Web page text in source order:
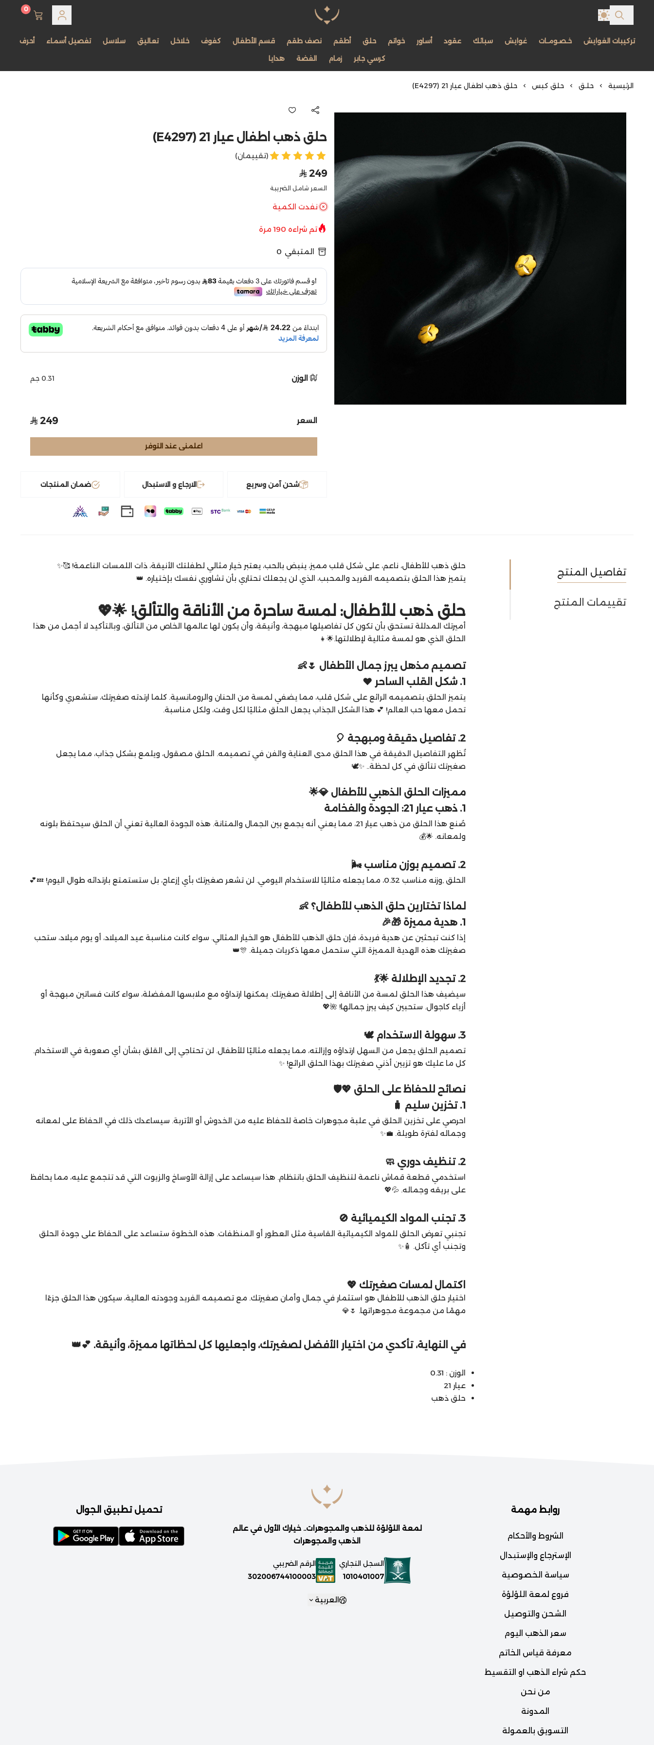
مجوهرات لمعة اللؤلؤة
0
تركيبات الغوايش خـصـومـات غوايش سبائك عقود أساور خواتم حلق أطقم نصف طقم قسم الأطفال كفوف خلاخل تعاليق سلاسل تفصيل أسماء
أحرف
كرسي جابر
زمام الفضة هدايا
الرئيسية حلـق حلق كبس حلق ذهب اطفال عيار 21 (E4297)
حلق ذهب اطفال عيار 21 (E4297)
(تقييمان)
249
السعر شامل الضريبة
نفدت الكمية
تم شراءه 190مرة
المتبقي 0
الوزن 0.31 جم
السعر 249
اعلمني عند التوفر
شحن آمن وسريع الارجاع و الاستبدال ضمان المنتجات
تفاصيل المنتج
تقييمات المنتج
حلق ذهب للأطفال، ناعم، على شكل قلب مميز، ينبض بالحب، يعتبر خيار مثالي لطفلتك الأنيقة، ذات اللمسات الناعمة! 🥰✨
يتميز هذا الحلق بتصميمه الفريد والمحبب، الذي لن يجعلك تحتاري بأن تشاوري نفسك بإختياره. 👑
حلق ذهب للأطفال: لمسة ساحرة من الأناقة والتألق! 🌟💖
أميرتك المدللة تستحق بأن تكون كل تفاصيلها مبهجة، وأنيقة، وأن يكون لها عالمها الخاص من التألق، وبالتأكيد لا أجمل من هذا
الحلق الذي هو لمسة مثالية لإطلالتها.🌟👧
تصميم مذهل يبرز جمال الأطفال 🌷👶
1. شكل القلب الساحر ❤️
يتميز الحلق بتصميمه الرائع على شكل قلب، مما يضفي لمسة من الحنان والرومانسية. كلما ارتدته صغيرتك، ستشعري وكأنها
تحمل معها حب العالم! 💕 هذا الشكل الجذاب يجعل الحلق مثاليًا لكل وقت، ولكل مناسبة.
2. تفاصيل دقيقة ومبهجة 🎈
تُظهر التفاصيل الدقيقة في هذا الحلق مدى العناية والفن في تصميمه. الحلق مصقول، ويلمع بشكل جذاب، مما يجعل
صغيرتك تتألق في كل لحظة.. ✨🕊️
مميزات الحلق الذهبي للأطفال 💎🌟
1. ذهب عيار 21: الجودة والفخامة
صُنع هذا الحلق من ذهب عيار 21، مما يعني أنه يجمع بين الجمال والمتانة. هذه الجودة العالية تعني أن الحلق سيحتفظ بلونه
ولمعانه. 🌟💰
2. تصميم بوزن مناسب 🌬️
الحلق ,وزنه مناسب 0.32، مما يجعله مثاليًا للاستخدام اليومي. لن تشعر صغيرتك بأي إزعاج، بل ستستمتع بارتدائه طوال اليوم! 💤💕
لماذا تختارين حلق الذهب للأطفال؟ 👶
1. هدية مميزة 🎁🎉
إذا كنت تبحثين عن هدية فريدة، فإن حلق الذهب للأطفال هو الخيار المثالي. سواء كانت مناسبة عيد الميلاد، أو يوم ميلاد، ستحب
صغيرتك هذه الهدية المميزة التي ستحمل معها ذكريات جميلة. 🎊👑
2. تجديد الإطلالة 🌟💃
سيضيف هذا الحلق لمسة من الأناقة إلى إطلالة صغيرتك. يمكنها ارتداؤه مع ملابسها المفضلة، سواء كانت فساتين مبهجة أو
أزياء كاجوال. ستحبين كيف يبرز جمالها! 🌺💖
3. سهولة الاستخدام 🕊️
تصميم الحلق يجعل من السهل ارتداؤه وإزالته، مما يجعله مثاليًا للأطفال. لن تحتاجي إلى القلق بشأن أي صعوبة في الاستخدام.
كل ما عليك هو تزيين أذني صغيرتك بهذا الحلق الرائع! ✨
نصائح للحفاظ على الحلق 💖🛡️
1. تخزين سليم 🧳
احرصي على تخزين الحلق في علبة مجوهرات خاصة للحفاظ عليه من الخدوش أو الأتربة. سيساعدك ذلك في الحفاظ على لمعانه
وجماله لفترة طويلة. 💼✨
2. تنظيف دوري 🧼
استخدمي قطعة قماش ناعمة لتنظيف الحلق بانتظام. هذا سيساعد على إزالة الأوساخ والزيوت التي قد تتجمع عليه، مما يحافظ
على بريقه وجماله. 💦💖
3. تجنب المواد الكيميائية 🚫
تجنبي تعرض الحلق للمواد الكيميائية القاسية مثل العطور أو المنظفات. هذه الخطوة ستساعد على الحفاظ على جودة الحلق
وتجنب أي تآكل. 🧴✨
اكتمال لمسات صغيرتك 💖
اختيار حلق الذهب للأطفال هو استثمار في جمال وأمان صغيرتك. مع تصميمه الفريد وجودته العالية، سيكون هذا الحلق جزءًا
مهمًا من مجموعة مجوهراتها. 🌷💎
في النهاية، تأكدي من اختيار الأفضل لصغيرتك، واجعليها كل لحظاتها مميزة، وأنيقة. 💕👑
الوزن : 0.31
عيار 21
حلق ذهب
روابط مهمة
الشروط والأحكام
الإسترجاع والإستبدال
سياسة الخصوصية
فروع لمعة اللؤلؤة
الشحن والتوصيل
سعر الذهب اليوم
معرفة قياس الخاتم
حكم شراء الذهب او التقسيط
من نحن
المدونة
التسويق بالعمولة
لمعة اللؤلؤة للذهب والمجوهرات.. خيارك الأول في عالم
الذهب والمجوهرات
السجل التجاري
1010401007
الرقم الضريبي
302006744100003
العربية
تحميل تطبيق الجوال